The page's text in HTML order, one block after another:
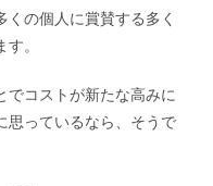
の個人に賞賛する多く
。
でコストが新たな高みに
思っているなら、そうで